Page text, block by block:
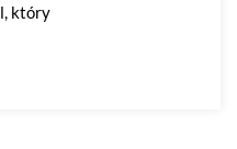
który